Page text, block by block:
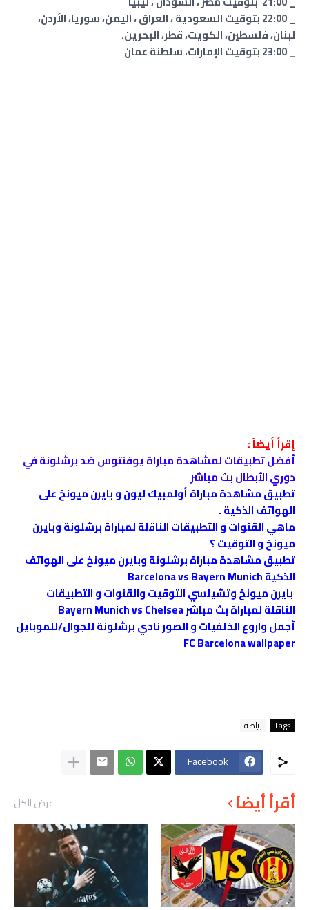
_ 22:00 بتوقيت السعودية ، العراق ، اليمن، سوريا، الأردن،
لبنان، فلسطين، الكويت، قطر، البحرين.
_ 23:00 بتوقيت الإمارات، سلطنة عمان
إقرأ أيضاً :
أفضل تطبيقات لمشاهدة مباراة يوفنتوس ضد برشلونة في
دوري الأبطال بث مباشر
تطبيق مشاهدة مباراة أولمبيك ليون و بايرن ميونخ على
الهواتف الذكية .
ماهي القنوات و التطبيقات الناقلة لمباراة برشلونة وبايرن
ميونخ و التوقيت ؟
تطبيق مشاهدة مباراة برشلونة وبايرن ميونخ على الهواتف
الذكية Barcelona vs Bayern Munich
بايرن ميونخ وتشيلسي التوقيت والقنوات و التطبيقات
الناقلة لمباراة بث مباشر Bayern Munich vs Chelsea
أجمل واروع الخلفيات و الصور نادي برشلونة للجوال/للموبايل
FC Barcelona wallpaper
Tags رياضة
Facebook
أقرأ أيضاً عرض الكل